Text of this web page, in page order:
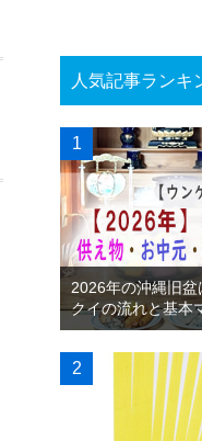
人気記事ランキ
2026年の沖縄旧
クイの流れと基本